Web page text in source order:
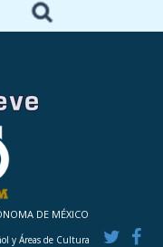
DE MÉXICO
y Áreas de Cultura